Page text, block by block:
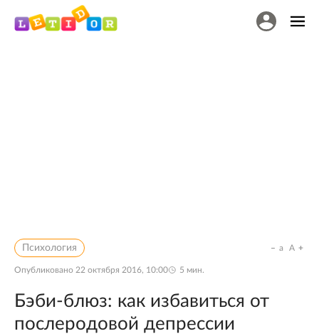
Психология
Опубликовано 22 октября 2016, 10:00 5 мин.
a A
Бэби-блюз: как избавиться от
послеродовой депрессии